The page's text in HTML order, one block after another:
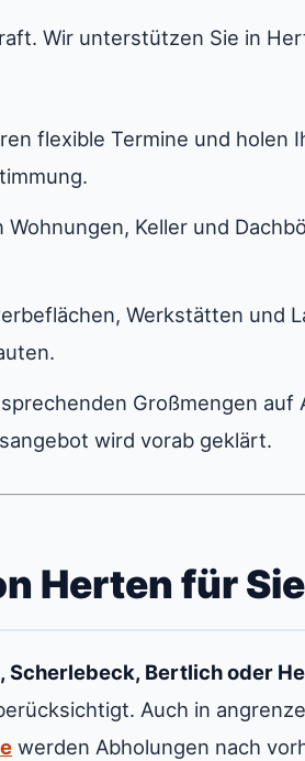
Wir unterstützen Sie in
flexible Termine und holen
Wohnungen, Keller und
Werkstätten und
Großmengen auf
wird vorab geklärt.
Herten für
Scherlebeck, Bertlich oder
Auch in
werden Abholungen nach